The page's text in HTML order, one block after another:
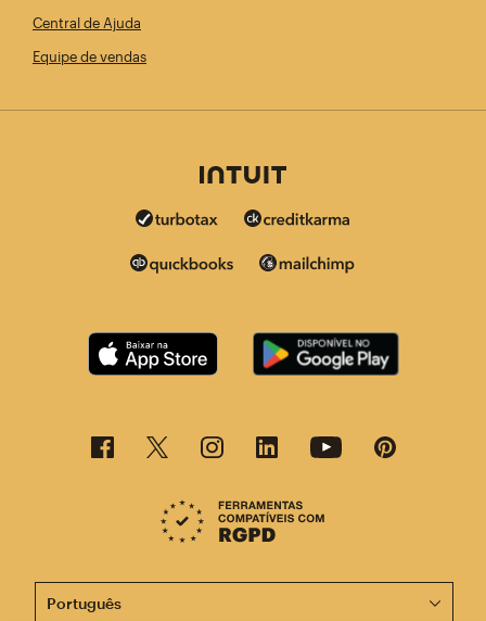
Central de Ajuda
Equipe de vendas
Agora, esta página está disponível em outros idiomas.